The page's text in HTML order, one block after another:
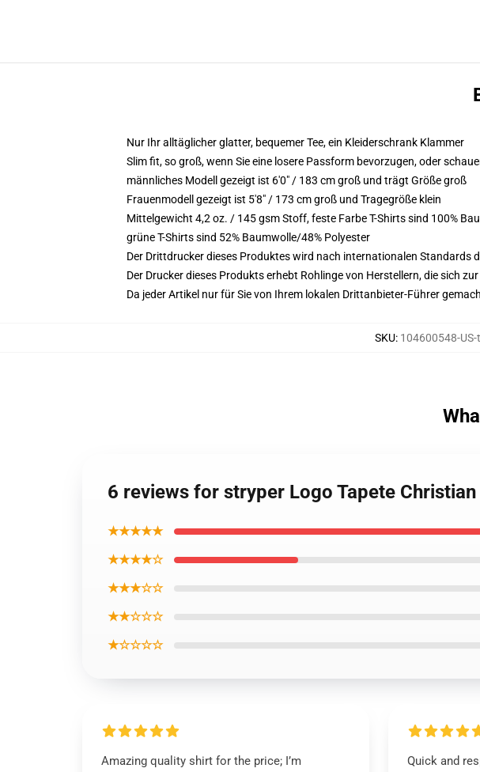
Nur Ihr alltäglicher glatter, bequemer Tee, ein Kleiderschrank Klammer
Slim fit, so groß, wenn Sie eine losere Passform bevorzugen, oder
männliches Modell gezeigt ist 6'0" / 183 cm groß und trägt Größe groß
Frauenmodell gezeigt ist 5'8" / 173 cm groß und Tragegröße klein
Mittelgewicht 4,2 oz. / 145 gsm Stoff, feste Farbe T-Shirts sind 100%
grüne T-Shirts sind 52% Baumwolle/48% Polyester
Der Drittdrucker dieses Produktes wird nach internationalen Standards
Der Drucker dieses Produkts erhebt Rohlinge von Herstellern, die sich
Da jeder Artikel nur für Sie von Ihrem lokalen Drittanbieter-Führer
SKU: 104600548-US-
6 reviews for stryper Logo Tapete
★★★★★
★★★★☆
★★★☆☆
★★☆☆☆
★☆☆☆☆
Amazing quality shirt for the price; I’m
Quick and